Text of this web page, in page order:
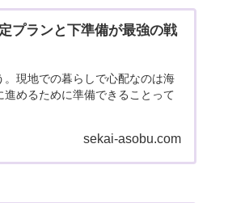
プランと下準備が最強の戦
現地での暮らしで心配なのは海
めるために準備できることって
sekai-asobu.com